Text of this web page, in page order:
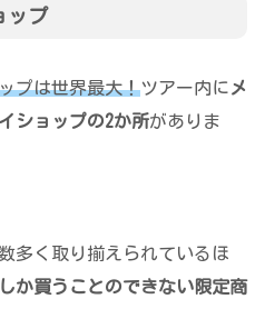
ップ
プは世界最大！ツアー内に メ
ショップの2か所がありま
多く取り揃えられているほ
か買うことのできない限定商